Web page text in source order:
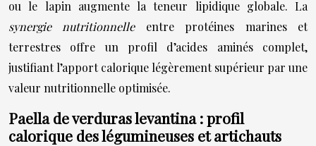
ou le lapin augmente la teneur lipidique globale. La
synergie nutritionnelle entre protéines marines et
terrestres offre un profil d’acides aminés complet,
justifiant l’apport calorique légèrement supérieur par une
valeur nutritionnelle optimisée.
Paella de verduras levantina : profil
calorique des légumineuses et artichauts